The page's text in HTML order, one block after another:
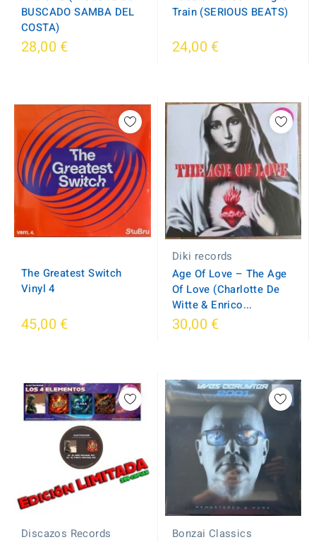
BUSCADO SAMBA DEL
COSTA)
28,00 €
Train (SERIOUS BEATS)
24,00 €
The Greatest Switch
Vinyl 4
45,00 €
Diki records
Age Of Love ‎– The Age
Of Love (Charlotte De
Witte & Enrico...
30,00 €
Discazos Records
Bonzai Classics